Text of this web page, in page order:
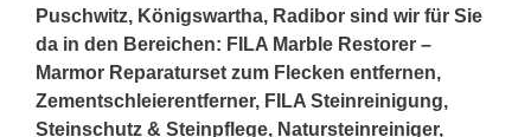
Puschwitz, Königswartha, Radibor sind wir für Sie
da in den Bereichen: FILA Marble Restorer –
Marmor Reparaturset zum Flecken entfernen,
Zementschleierentferner, FILA Steinreinigung,
Steinschutz & Steinpflege, Natursteinreiniger,